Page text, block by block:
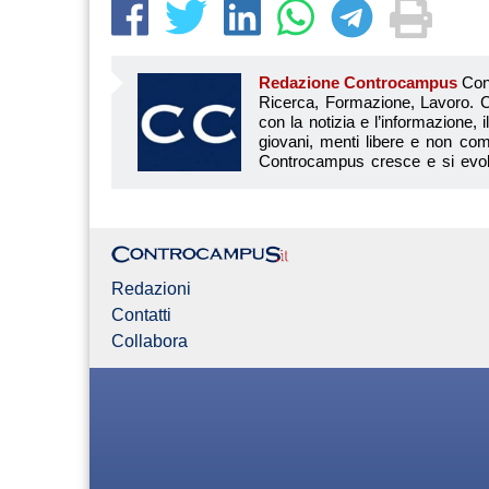
Redazione Controcampus Controcampus è Il magazine più letto dai giovani su: Scuola, Università, Ricerca, Formazione, Lavoro. Controcampus nasce nell’ottobre 2001 con la missione di affiancare con la notizia e l’informazione, il mondo dell’istruzione e dell’università. Il suo cuore pulsante sono i giovani, menti libere e non compromesse da nessun interesse di parte. Il progetto è ambizioso e Controcampus cresce e si evolve arricchendo il proprio staff con nuovi giovani vogliosi di
Redazioni
Contatti
Collabora